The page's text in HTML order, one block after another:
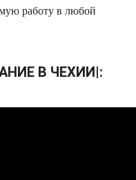
работу в любой
В ЧЕХИИ|: